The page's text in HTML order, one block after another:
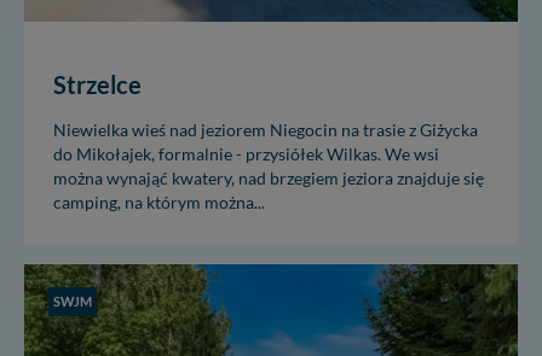
Strzelce
Niewielka wieś nad jeziorem Niegocin na trasie z Giżycka
do Mikołajek, formalnie - przysiółek Wilkas. We wsi
można wynająć kwatery, nad brzegiem jeziora znajduje się
camping, na którym można...
SWJM